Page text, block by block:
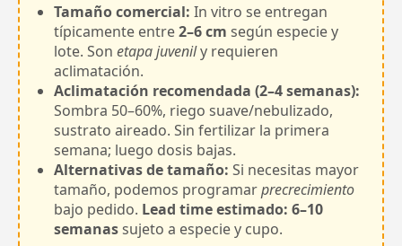
Tamaño comercial: In vitro se entregan
típicamente entre2–6 cm según especie y
lote. Son etapa juvenily requieren
aclimatación.
Aclimatación recomendada (2–4 semanas):
Sombra 50–60%, riego suave/nebulizado,
sustrato aireado. Sin fertilizar la primera
semana; luego dosis bajas.
Alternativas de tamaño: Si necesitas mayor
tamaño, podemos programarprecrecimiento
bajo pedido. Lead time estimado: 6–10
semanassujeto a especie y cupo.